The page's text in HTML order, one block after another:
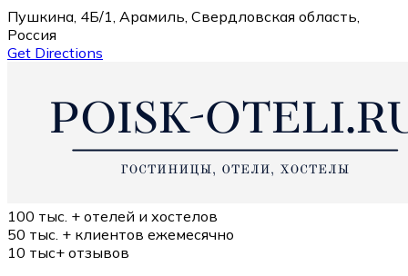
Пушкина, 4Б/1, Арамиль, Свердловская область,
Россия
Get Directions
100 тыс. + отелей и хостелов
50 тыс. + клиентов ежемесячно
10 тыс+ отзывов